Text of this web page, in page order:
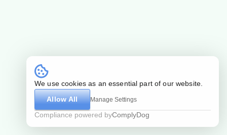
We use cookies as an essential part of our website.
Allow All
Manage Settings
Compliance powered byComplyDog